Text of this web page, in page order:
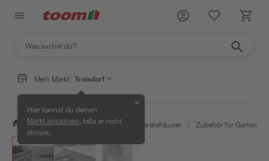
Mein Markt: Troisdorf
Hier kannst du deinen
Markt anpassen , falls er nicht
stimmt.
✕
/ Garten & Freizeit / Garten- & Gerätehäuser / Zubehör für